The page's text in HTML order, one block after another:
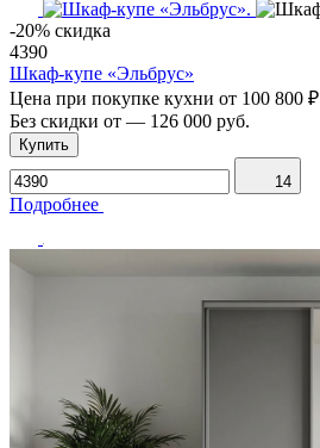
-20% скидка
4390
Шкаф-купе «Эльбрус»
Цена при покупке кухни от 100 800 ₽
Без скидки от — 126 000 руб.
Купить
14
Подробнее